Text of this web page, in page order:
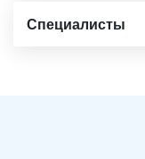
Специалисты